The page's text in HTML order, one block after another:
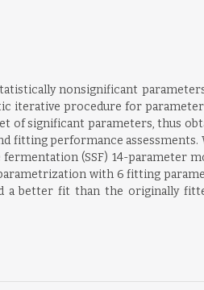
nonsignificant
iterative procedure for
of significant parameters, thus
fitting performance assessments.
(SSF) 14-parameter
with 6 fitting
a better fit than the originally